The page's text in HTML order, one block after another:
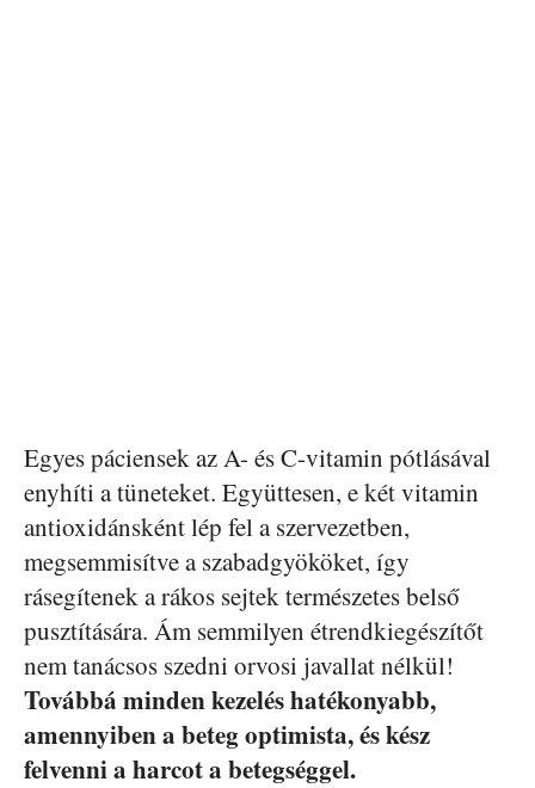
Egyes páciensek az A- és C-vitamin pótlásával
enyhíti a tüneteket. Együttesen, e két vitamin
antioxidánsként lép fel a szervezetben,
megsemmisítve a szabadgyököket, így
rásegítenek a rákos sejtek természetes belső
pusztítására. Ám semmilyen étrendkiegészítőt
nem tanácsos szedni orvosi javallat nélkül!
Továbbá minden kezelés hatékonyabb,
amennyiben a beteg optimista, és kész
felvenni a harcot a betegséggel.